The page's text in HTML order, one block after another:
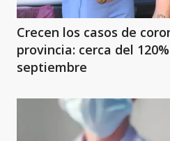
Crecen los casos de
provincia: cerca del
septiembre